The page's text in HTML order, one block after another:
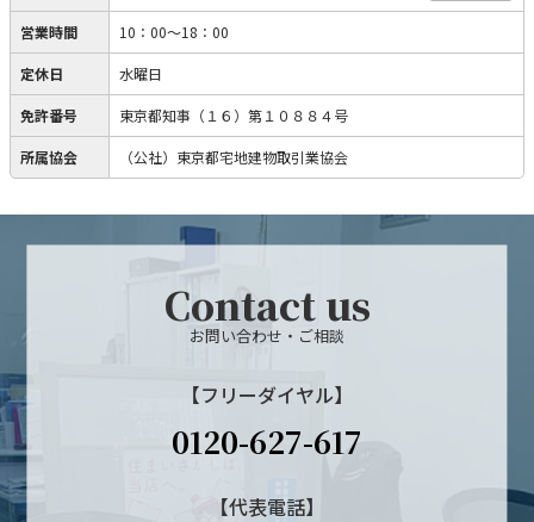
営業時間 10：00～18：00
定休日 水曜日
免許番号 東京都知事（１６）第１０８８４号
所属協会 （公社）東京都宅地建物取引業協会
Contact us
お問い合わせ・ご相談
【フリーダイヤル】
0120-627-617
【代表電話】